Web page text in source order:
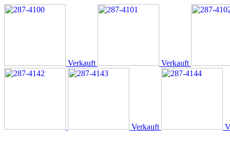
Verkauft Verkauft
Verkauft